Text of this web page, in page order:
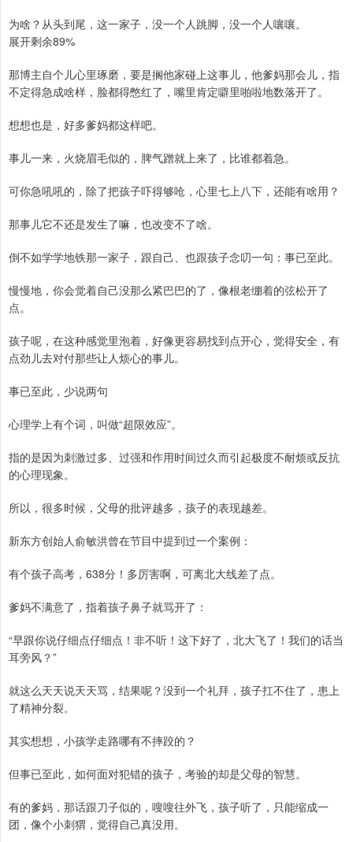
为啥？从头到尾，这一家子，没一个人跳脚，没一个人嚷嚷。
展开剩余89%
那博主自个儿心里琢磨，要是搁他家碰上这事儿，他爹妈那会儿，指
不定得急成啥样，脸都得憋红了，嘴里肯定噼里啪啦地数落开了。
想想也是，好多爹妈都这样吧。
事儿一来，火烧眉毛似的，脾气蹭就上来了，比谁都着急。
可你急吼吼的，除了把孩子吓得够呛，心里七上八下，还能有啥用？
那事儿它不还是发生了嘛，也改变不了啥。
倒不如学学地铁那一家子，跟自己、也跟孩子念叨一句：事已至此。
慢慢地，你会觉着自己没那么紧巴巴的了，像根老绷着的弦松开了
点。
孩子呢，在这种感觉里泡着，好像更容易找到点开心，觉得安全，有
点劲儿去对付那些让人烦心的事儿。
事已至此，少说两句
心理学上有个词，叫做“超限效应”。
指的是因为刺激过多、过强和作用时间过久而引起极度不耐烦或反抗
的心理现象。
所以，很多时候，父母的批评越多，孩子的表现越差。
新东方创始人俞敏洪曾在节目中提到过一个案例：
有个孩子高考，638分！多厉害啊，可离北大线差了点。
爹妈不满意了，指着孩子鼻子就骂开了：
“早跟你说仔细点仔细点！非不听！这下好了，北大飞了！我们的话当
耳旁风？”
就这么天天说天天骂，结果呢？没到一个礼拜，孩子扛不住了，患上
了精神分裂。
其实想想，小孩学走路哪有不摔跤的？
但事已至此，如何面对犯错的孩子，考验的却是父母的智慧。
有的爹妈，那话跟刀子似的，嗖嗖往外飞，孩子听了，只能缩成一
团，像个小刺猬，觉得自己真没用。